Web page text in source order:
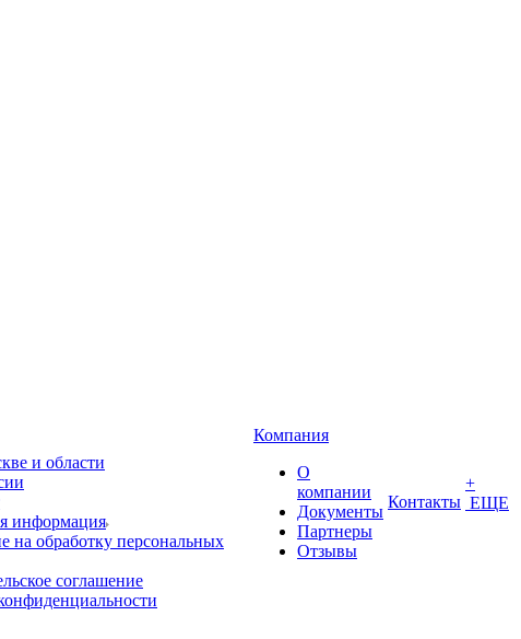
и области
информация
на обработку персональных
соглашение
Компания
О
компании
Документы
Партнеры
Отзывы
Контакты
+
ЕЩЕ